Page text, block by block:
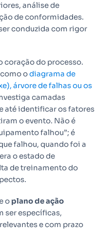
análise de
de conformidades.
conduzida com rigor
coração do processo.
odiagrama de
árvore de falhas ou os
camadas
até identificar os fatores
o evento. Não é
falhou”; é
falhou, quando foi a
o estado de
de treinamento do
o plano de ação
ser específicas,
e com prazo